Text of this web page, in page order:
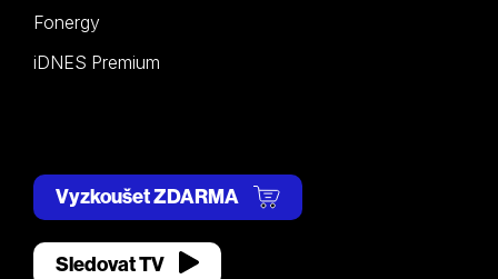
Fonergy
iDNES Premium
Vyzkoušet ZDARMA
Sledovat TV